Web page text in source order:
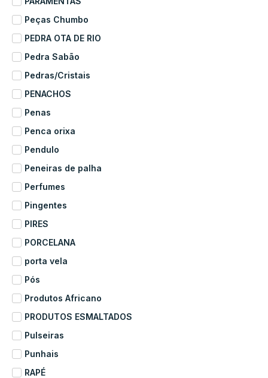
Peças Chumbo
PEDRA OTA DE RIO
Pedra Sabão
Pedras/Cristais
PENACHOS
Penas
Penca orixa
Pendulo
Peneiras de palha
Perfumes
Pingentes
PIRES
PORCELANA
porta vela
Pós
Produtos Africano
PRODUTOS ESMALTADOS
Pulseiras
Punhais
RAPÉ